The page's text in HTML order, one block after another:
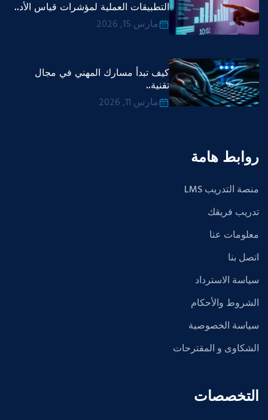
التطبيقات العملية لمؤشرات قياس الأد..
مارس 15, 2026
كيف تبدأ مسارك المهني في مجال
تقنية..
مارس 11, 2026
روابط هامة
منصة التدريب LMS
تدريب فريقك
معلومات عنا
اتصل بنا
سياسة الاسترداد
الشروط والأحكام
سياسة الخصوصية
الشكاوى و المقترحات
التخصصات